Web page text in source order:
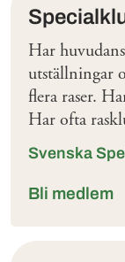
Har
utställningar
flera raser.
Har ofta
Svenska
Bli medlem